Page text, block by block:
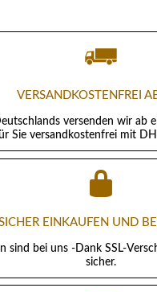
VERSANDKOSTENFREI
versenden wir ab
Sie versandkostenfrei mit
EINKAUFEN UND
sind bei uns -Dank SSL-
sicher.